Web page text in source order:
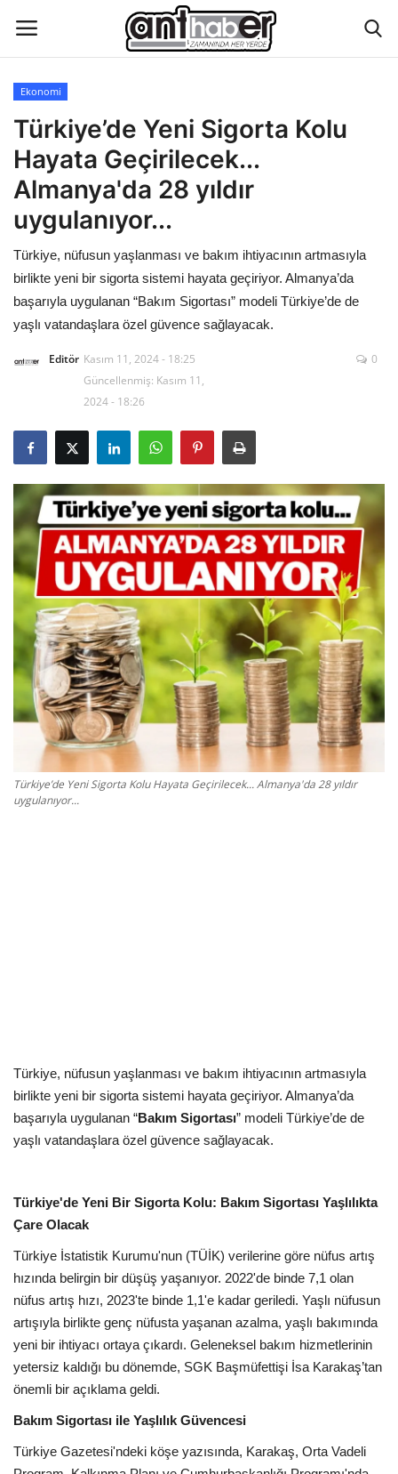
Künye
Eğitim
Aktüel Magazin
Hakkımızda
İletişim
Gizlilik Politikası
Reklam ve İşbirliği
Bodrum Trafik Yoğunluk Haritası
Turizm
Siyaset
Bodrum Nöbetçi Eczaneler
Köşe Yazarları
Spor
Kültür Sanat Tarih
Ekonomi
Türkiye’de Yeni Sigorta Kolu
Hayata Geçirilecek...
Almanya'da 28 yıldır
uygulanıyor...
Türkiye, nüfusun yaşlanması ve bakım ihtiyacının artmasıyla
birlikte yeni bir sigorta sistemi hayata geçiriyor. Almanya’da
başarıyla uygulanan “Bakım Sigortası” modeli Türkiye’de de
yaşlı vatandaşlara özel güvence sağlayacak.
Editör Kasım 11, 2024 - 18:25
Güncellenmiş: Kasım 11,
2024 - 18:26
0
Türkiye’de Yeni Sigorta Kolu Hayata Geçirilecek... Almanya'da 28 yıldır
uygulanıyor...
Türkiye, nüfusun yaşlanması ve bakım ihtiyacının artmasıyla
birlikte yeni bir sigorta sistemi hayata geçiriyor. Almanya’da
başarıyla uygulanan “Bakım Sigortası” modeli Türkiye’de de
yaşlı vatandaşlara özel güvence sağlayacak.
Türkiye'de Yeni Bir Sigorta Kolu: Bakım Sigortası Yaşlılıkta
Çare Olacak
Türkiye İstatistik Kurumu'nun (TÜİK) verilerine göre nüfus artış
hızında belirgin bir düşüş yaşanıyor. 2022'de binde 7,1 olan
nüfus artış hızı, 2023'te binde 1,1'e kadar geriledi. Yaşlı nüfusun
artışıyla birlikte genç nüfusta yaşanan azalma, yaşlı bakımında
yeni bir ihtiyacı ortaya çıkardı. Geleneksel bakım hizmetlerinin
yetersiz kaldığı bu dönemde, SGK Başmüfettişi İsa Karakaş’tan
önemli bir açıklama geldi.
Bakım Sigortası ile Yaşlılık Güvencesi
Türkiye Gazetesi'ndeki köşe yazısında, Karakaş, Orta Vadeli